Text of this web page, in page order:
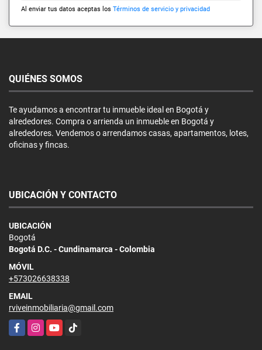
Al enviar tus datos aceptas los Términos de servicio y privacidad
QUIÉNES SOMOS
Te ayudamos a encontrar tu inmueble ideal en Bogotá y
alrededores. Compra o arrienda un inmueble en Bogotá y
alrededores. Vendemos o arrendamos casas, apartamentos, lotes,
oficinas y fincas.
UBICACIÓN Y CONTACTO
UBICACIÓN
Bogotá
Bogotá D.C. - Cundinamarca - Colombia
MÓVIL
+573026638338
EMAIL
rviveinmobiliaria@gmail.com
FacebookInstagramYouTubeTikTok